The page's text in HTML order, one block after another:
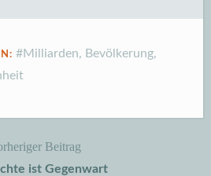
#Milliarden, Bevölkerung,
Beitrag
ist Gegenwart